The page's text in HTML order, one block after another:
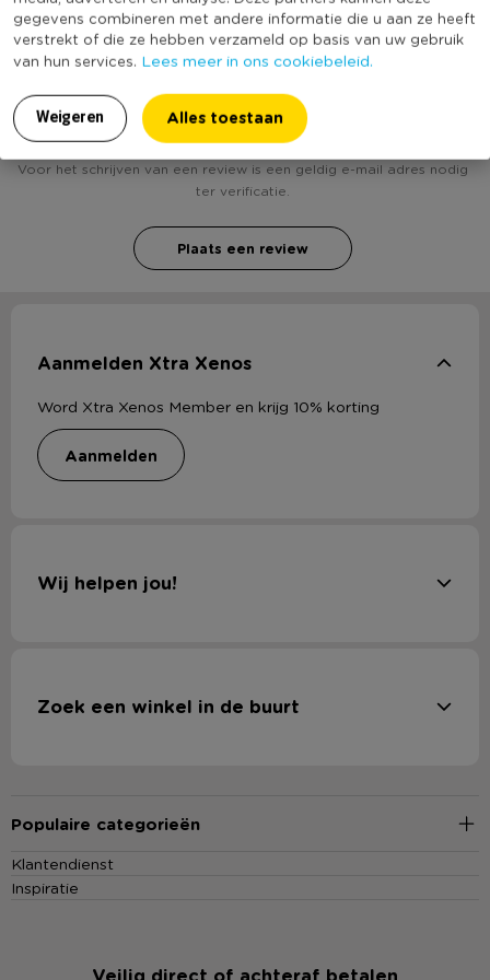
gegevens combineren met andere informatie die u aan ze heeft
verstrekt of die ze hebben verzameld op basis van uw gebruik
van hun services. Lees meer in ons cookiebeleid.
Weigeren Alles toestaan
Voor het schrijven van een review is een geldig e-mail adres nodig
ter verificatie.
Plaats een review
Aanmelden Xtra Xenos
Word Xtra Xenos Member en krijg 10% korting
aanmelden
Wij helpen jou!
Zoek een winkel in de buurt
Populaire categorieën
Klantendienst
Inspiratie